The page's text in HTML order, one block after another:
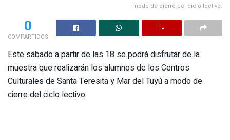
modo de cierre del ciclo lectivo.
0
COMPARTIDOS
​Este sábado a partir de las 18 se podrá disfrutar de la
muestra que realizarán los alumnos de los Centros
Culturales de Santa Teresita y Mar del Tuyú a modo de
cierre del ciclo lectivo.